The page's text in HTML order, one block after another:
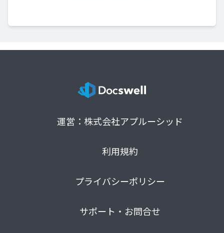
運営：株式会社アプルーシッド
利用規約
プライバシーポリシー
サポート・お問合せ